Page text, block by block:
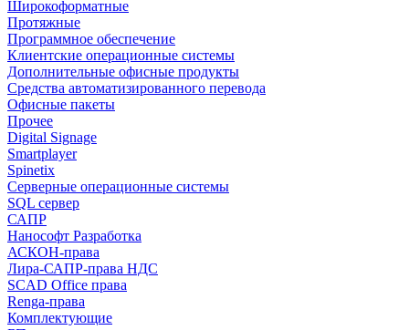
Широкоформатные
Протяжные
Программное обеспечение
Клиентские операционные системы
Дополнительные офисные продукты
Средства автоматизированного перевода
Офисные пакеты
Прочее
Digital Signage
Smartplayer
Spinetix
Серверные операционные системы
SQL сервер
САПР
Нанософт Разработка
АСКОН-права
Лира-САПР-права НДС
SCAD Office права
Renga-права
Комплектующие